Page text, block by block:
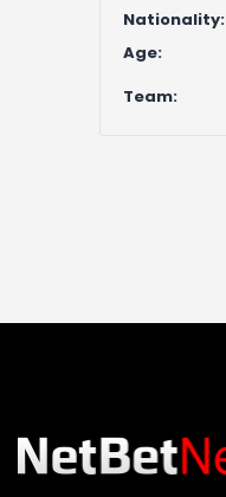
Nationality:
Age:
Team: